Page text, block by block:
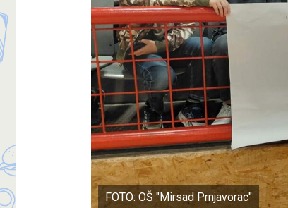
FOTO: OŠ "Mirsad Prnjavorac"